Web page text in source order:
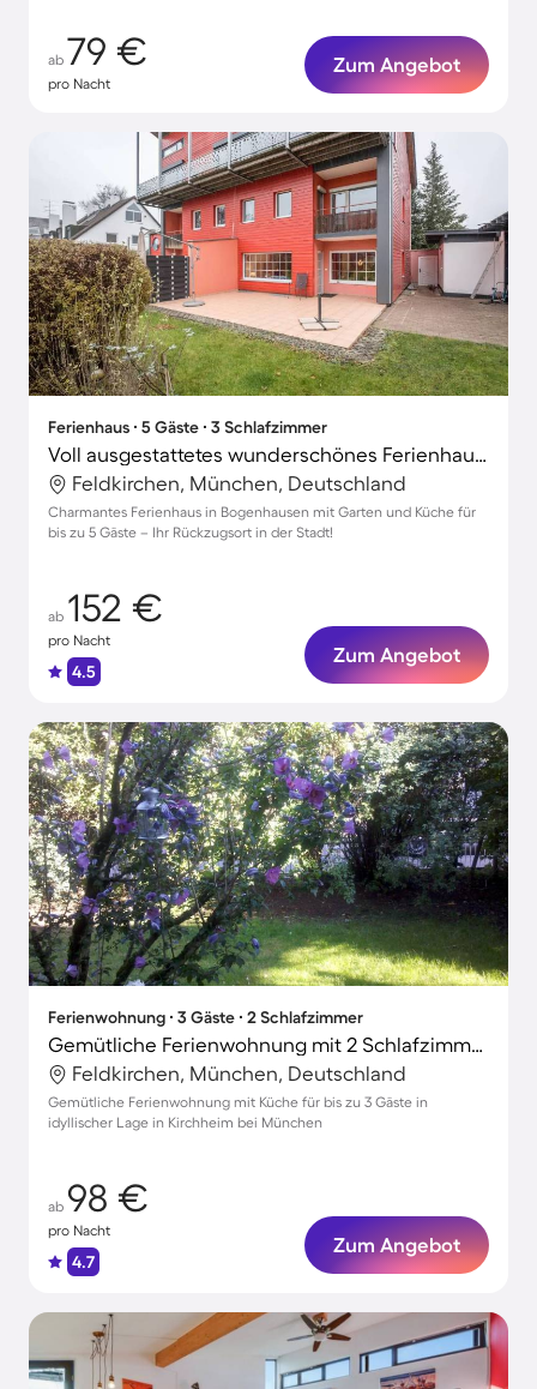
ab 79 €
pro Nacht
Zum Angebot
Ferienhaus ∙ 5 Gäste ∙ 3 Schlafzimmer
Voll ausgestattetes wunderschönes Ferienhaus mit Garten und Terrasse
Feldkirchen, München, Deutschland
Charmantes Ferienhaus in Bogenhausen mit Garten und Küche für
bis zu 5 Gäste – Ihr Rückzugsort in der Stadt!
ab 152 €
pro Nacht
4.5
Zum Angebot
Ferienwohnung ∙ 3 Gäste ∙ 2 Schlafzimmer
Gemütliche Ferienwohnung mit 2 Schlafzimmern für 3 Personen
Feldkirchen, München, Deutschland
Gemütliche Ferienwohnung mit Küche für bis zu 3 Gäste in
idyllischer Lage in Kirchheim bei München
ab 98 €
pro Nacht
4.7
Zum Angebot